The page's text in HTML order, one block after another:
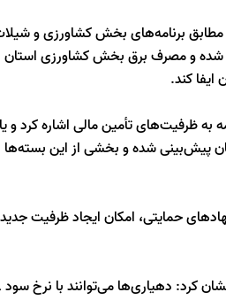
برنامه‌های بخش کشاورزی و شیلات،
کند.
به ظرفیت‌های تأمین مالی اشاره کرد و
منابع تا حدود ۲۵۰۰ میلیارد تومان پیش‌بینی شده و
حمایتی، امکان ایجاد ظرفیت